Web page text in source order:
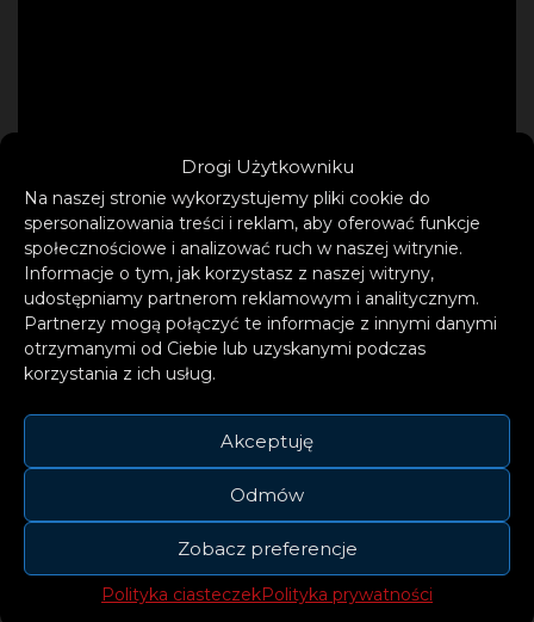
Drogi Użytkowniku
Na naszej stronie wykorzystujemy pliki cookie do
spersonalizowania treści i reklam, aby oferować funkcje
społecznościowe i analizować ruch w naszej witrynie.
Informacje o tym, jak korzystasz z naszej witryny,
udostępniamy partnerom reklamowym i analitycznym.
Partnerzy mogą połączyć te informacje z innymi danymi
otrzymanymi od Ciebie lub uzyskanymi podczas
korzystania z ich usług.
Akceptuję
Odmów
Zobacz preferencje
Polityka ciasteczekPolityka prywatności
Reżyserem teledysku jest Alexandre Moors,
który pracował wcześniej m.in. z Miley Cyrus i
artystkę przechadzającą się pod koniec
niezwykle długiej nocy opustoszałymi ulicami
Paryża. W trakcie ciągnącego się spaceru do
hotelu, podczas którego FLETCHER próbuje
zatrzeć wyraziste wspomnienia z przeszłości,
gwiazda relaksuje się, idąc przez Pigalle, czyli